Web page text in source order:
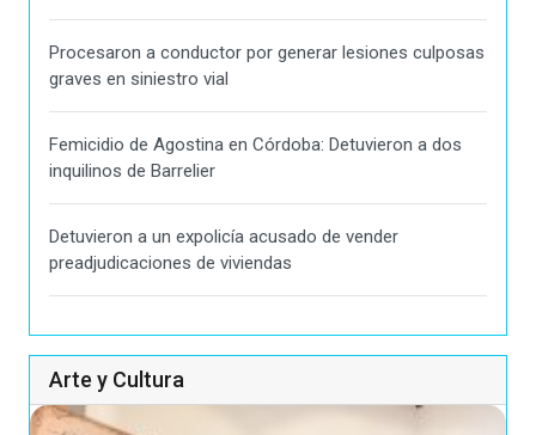
Procesaron a conductor por generar lesiones culposas
graves en siniestro vial
Femicidio de Agostina en Córdoba: Detuvieron a dos
inquilinos de Barrelier
Detuvieron a un expolicía acusado de vender
preadjudicaciones de viviendas
Arte y Cultura